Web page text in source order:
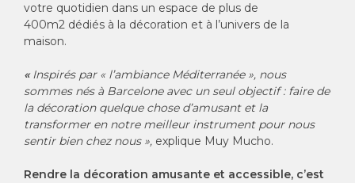
votre quotidien dans un espace de plus de
400m2 dédiés à la décoration et à l’univers de la
maison.
«Inspirés par « l’ambiance Méditerranée », nous
sommes nés à Barcelone avec un seul objectif : faire de
la décoration quelque chose d’amusant et la
transformer en notre meilleur instrument pour nous
sentir bien chez nous », explique Muy Mucho.
Rendre la décoration amusante et accessible, c’est